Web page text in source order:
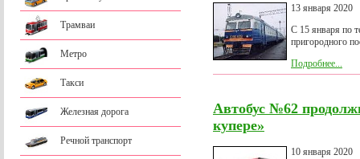
Трамваи
Метро
Такси
Железная дорога
Речной транспорт
13 января 2020
С 15 января по
пригородного
Подробнее...
Автобус №62
купере»
10 января 2020